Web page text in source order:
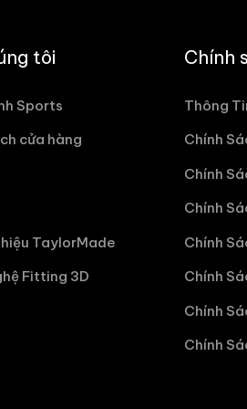
tôi
Sports
cửa hàng
TaylorMade
Fitting 3D
Chính
Thông
Chính
Chính
Chính
Chính
Chính
Chính
Chính